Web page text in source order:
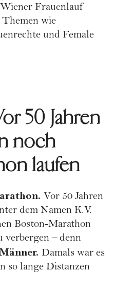
Frauenlauf
wie
und Female
50 Jahren
noch
laufen
Vor 50 Jahren
dem Namen K.V.
Boston-Marathon
verbergen – denn
Damals war es
so lange Distanzen